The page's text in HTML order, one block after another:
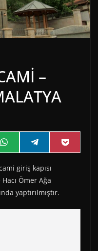
–
Share
on
W
h
t
s
A
p
Share
on
e
e
g
r
a
Share
on
P
o
giriş kapısı
Ömer Ağa
yaptırılmıştır.